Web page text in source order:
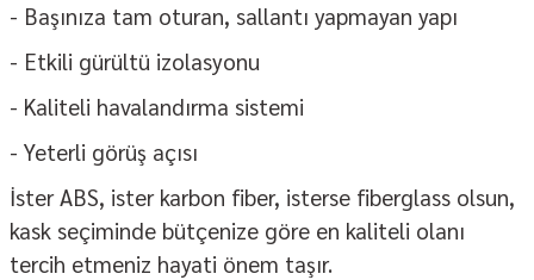
- Başınıza tam oturan, sallantı yapmayan yapı
- Etkili gürültü izolasyonu
- Kaliteli havalandırma sistemi
- Yeterli görüş açısı
İster ABS, ister karbon fiber, isterse fiberglass olsun,
kask seçiminde bütçenize göre en kaliteli olanı
tercih etmeniz hayati önem taşır.